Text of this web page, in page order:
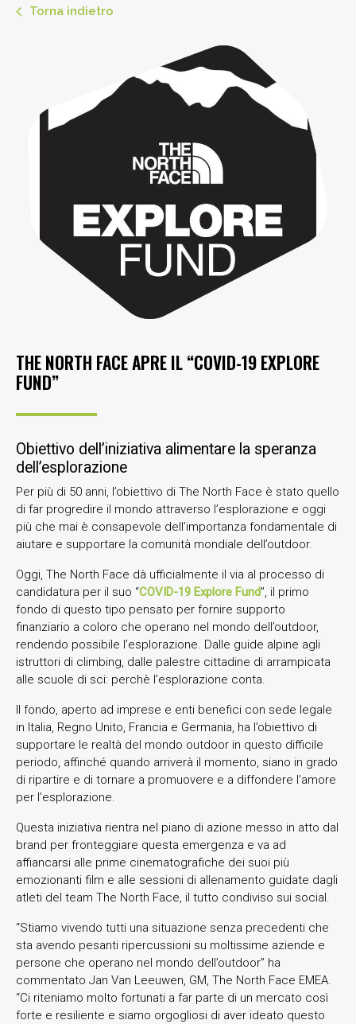
Torna indietro
THE NORTH FACE APRE IL “COVID-19 EXPLORE
FUND”
Obiettivo dell’iniziativa alimentare la speranza
dell’esplorazione
Per più di 50 anni, l’obiettivo di The North Face è stato quello
di far progredire il mondo attraverso l’esplorazione e oggi
più che mai è consapevole dell’importanza fondamentale di
aiutare e supportare la comunità mondiale dell’outdoor.
Oggi, The North Face dà ufficialmente il via al processo di
candidatura per il suo “COVID-19 Explore Fund”, il primo
fondo di questo tipo pensato per fornire supporto
finanziario a coloro che operano nel mondo dell’outdoor,
rendendo possibile l’esplorazione. Dalle guide alpine agli
istruttori di climbing, dalle palestre cittadine di arrampicata
alle scuole di sci: perchè l’esplorazione conta.
Il fondo, aperto ad imprese e enti benefici con sede legale
in Italia, Regno Unito, Francia e Germania, ha l’obiettivo di
supportare le realtà del mondo outdoor in questo difficile
periodo, affinché quando arriverà il momento, siano in grado
di ripartire e di tornare a promuovere e a diffondere l’amore
per l’esplorazione.
Questa iniziativa rientra nel piano di azione messo in atto dal
brand per fronteggiare questa emergenza e va ad
affiancarsi alle prime cinematografiche dei suoi più
emozionanti film e alle sessioni di allenamento guidate dagli
atleti del team The North Face, il tutto condiviso sui social.
“Stiamo vivendo tutti una situazione senza precedenti che
sta avendo pesanti ripercussioni su moltissime aziende e
persone che operano nel mondo dell’outdoor” ha
commentato Jan Van Leeuwen, GM, The North Face EMEA.
“Ci riteniamo molto fortunati a far parte di un mercato così
forte e resiliente e siamo orgogliosi di aver ideato questo